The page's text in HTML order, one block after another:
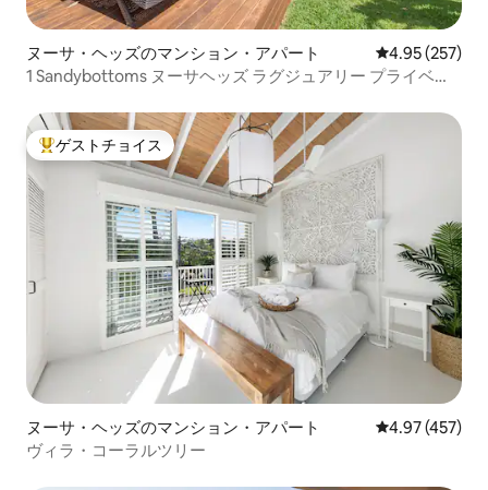
ヌーサ・ヘッズのマンション・アパート レビュー257
4.95 (257)
1 Sandybottoms ヌーサヘッズ ラグジュアリー プライベー
大好評のゲストチョイスです。
ゲストチョイス
ヌーサ・ヘッズのマンション・アパート レビュー457
4.97 (457)
ヴィラ・コーラルツリー